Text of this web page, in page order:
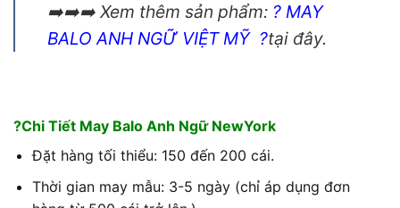
➡️➡️➡️ Xem thêm sản phẩm: ? MAY
BALO ANH NGỮ VIỆT MỸ ?tại đây.
?Chi Tiết May Balo Anh Ngữ NewYork
Đặt hàng tối thiểu: 150 đến 200 cái.
Thời gian may mẫu: 3-5 ngày (chỉ áp dụng đơn